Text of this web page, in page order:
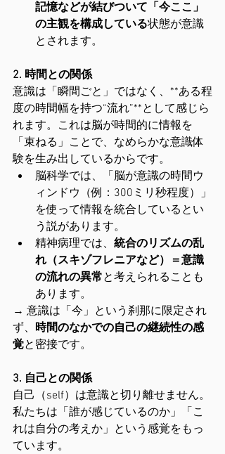
記憶などが結びついて「今ここ」
の主観を構成している状態が意識
とされます。
2. 時間との関係
意識は「瞬間ごと」ではなく、**ある程
度の時間幅を持つ“流れ”**として感じら
れます。これは脳が時間的に情報を
「束ねる」ことで、なめらかな意識体
験を生み出しているからです。
脳科学では、「脳が意識の時間ウ
ィンドウ（例：300ミリ秒程度）」
を使って情報を統合しているとい
う説があります。
精神病理では、 統合のリズムの乱
れ（スキゾフレニアなど）＝意識
の流れの異常と考えられることも
あります。
→ 意識は「今」という刹那に限定され
ず、 時間のなかでの自己の継続性の感
覚と密接です。
3. 自己との関係
自己（self）は意識と切り離せません。
私たちは「誰が感じているのか」「こ
れは自分の考えか」という感覚をもっ
ています。